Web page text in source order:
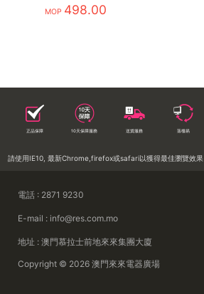
MOP 498.00
正品保障 10天保障服務 送貨服務 落樓易
請使用IE10, 最新Chrome,firefox或safari以獲得最佳瀏覽效果
電話 : 2871 9230
E-mail : info@res.com.mo
地址 : 澳門慕拉士前地來來集團大廈
Copyright © 2026 澳門來來電器廣場